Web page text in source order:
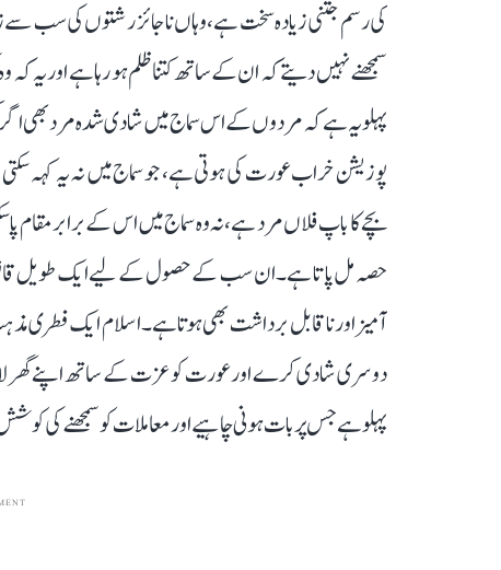
کی رسم جتنی زیادہ سخت ہے، وہاں ناجائز رشتوں کی سب
سمجھنے نہیں دیتے کہ ان کے ساتھ کتنا ظلم ہو رہا ہے اور
پہلو یہ ہے کہ مردوں کے اس سماج میں شادی شدہ مرد بھی
پوزیشن خراب عورت کی ہوتی ہے، جو سماج میں نہ یہ کہہ
بچے کا باپ فلاں مرد ہے، نہ وہ سماج میں اس کے برابر مقام
حصہ مل پاتا ہے۔ ان سب کے حصول کے لیے ایک طویل
آمیز اور ناقابل برداشت بھی ہوتا ہے۔ اسلام ایک فطری
دوسری شادی کرے اور عورت کو عزت کے ساتھ اپنے گھر
پہلو ہے جس پر بات ہونی چاہیے اور معاملات کو سمجھنے کی